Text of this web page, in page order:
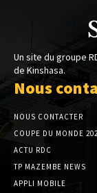
Un site du groupe
de Kinshasa.
Nous
NOUS CONTACTER
COUPE DU MONDE
ACTU RDC
TP MAZEMBE NEWS
APPLI MOBILE